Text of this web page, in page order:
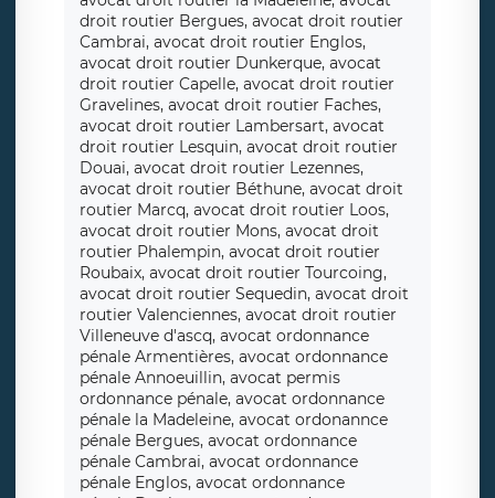
droit routier Bergues, avocat droit routier
Cambrai, avocat droit routier Englos,
avocat droit routier Dunkerque, avocat
droit routier Capelle, avocat droit routier
Gravelines, avocat droit routier Faches,
avocat droit routier Lambersart, avocat
droit routier Lesquin, avocat droit routier
Douai, avocat droit routier Lezennes,
avocat droit routier Béthune, avocat droit
routier Marcq, avocat droit routier Loos,
avocat droit routier Mons, avocat droit
routier Phalempin, avocat droit routier
Roubaix, avocat droit routier Tourcoing,
avocat droit routier Sequedin, avocat droit
routier Valenciennes, avocat droit routier
Villeneuve d'ascq, avocat ordonnance
pénale Armentières, avocat ordonnance
pénale Annoeuillin, avocat permis
ordonnance pénale, avocat ordonnance
pénale la Madeleine, avocat ordonannce
pénale Bergues, avocat ordonnance
pénale Cambrai, avocat ordonnance
pénale Englos, avocat ordonnance